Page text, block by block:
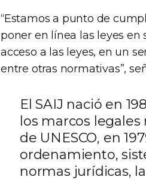
“Estamos a punto de
poner en línea las leyes en
acceso a las leyes, en un
entre otras normativas”,
El SAIJ nació en
los marcos
de UNESCO, en
ordenamiento,
normas jurídicas,